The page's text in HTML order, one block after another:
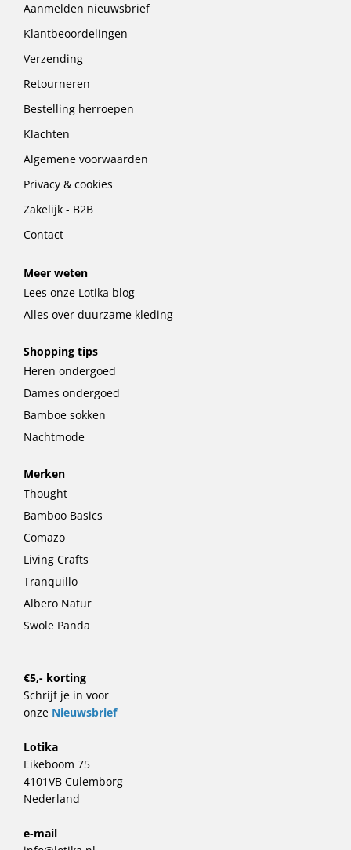
Aanmelden nieuwsbrief
Klantbeoordelingen
Verzending
Retourneren
Bestelling herroepen
Klachten
Algemene voorwaarden
Privacy & cookies
Zakelijk - B2B
Contact
Meer weten
Lees onze Lotika blog
Alles over duurzame kleding
Shopping tips
Heren ondergoed
Dames ondergoed
Bamboe sokken
Nachtmode
Merken
Thought
Bamboo Basics
Comazo
Living Crafts
Tranquillo
Albero Natur
Swole Panda
€5,- korting
Schrijf je in voor
onze Nieuwsbrief
Lotika
Eikeboom 75
4101VB Culemborg
Nederland
e-mail